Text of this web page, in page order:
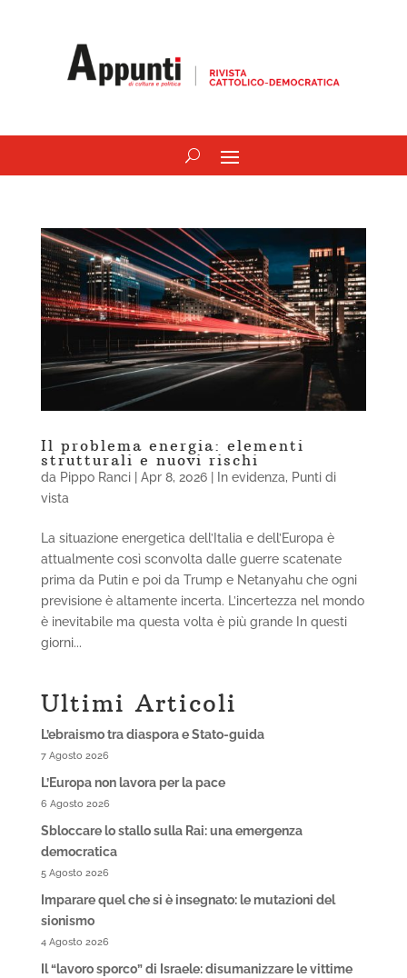
Il problema energia: elementi
strutturali e nuovi rischi
da Pippo Ranci| Apr 8, 2026| In evidenza, Punti di
vista
La situazione energetica dell’Italia e dell’Europa è
attualmente così sconvolta dalle guerre scatenate
prima da Putin e poi da Trump e Netanyahu che ogni
previsione è altamente incerta. L’incertezza nel mondo
è inevitabile ma questa volta è più grande In questi
giorni...
Ultimi Articoli
L’ebraismo tra diaspora e Stato-guida
7 Agosto 2026
L’Europa non lavora per la pace
6 Agosto 2026
Sbloccare lo stallo sulla Rai: una emergenza
democratica
5 Agosto 2026
Imparare quel che si è insegnato: le mutazioni del
sionismo
4 Agosto 2026
Il “lavoro sporco” di Israele: disumanizzare le vittime